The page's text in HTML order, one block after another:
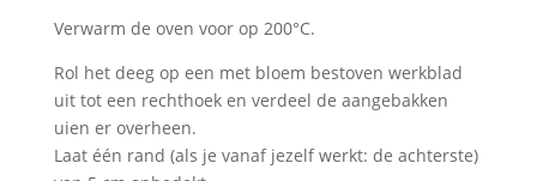
Verwarm de oven voor op 200°C.
Rol het deeg op een met bloem bestoven werkblad
uit tot een rechthoek en verdeel de aangebakken
uien er overheen.
Laat één rand (als je vanaf jezelf werkt: de achterste)